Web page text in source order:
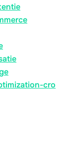
cro